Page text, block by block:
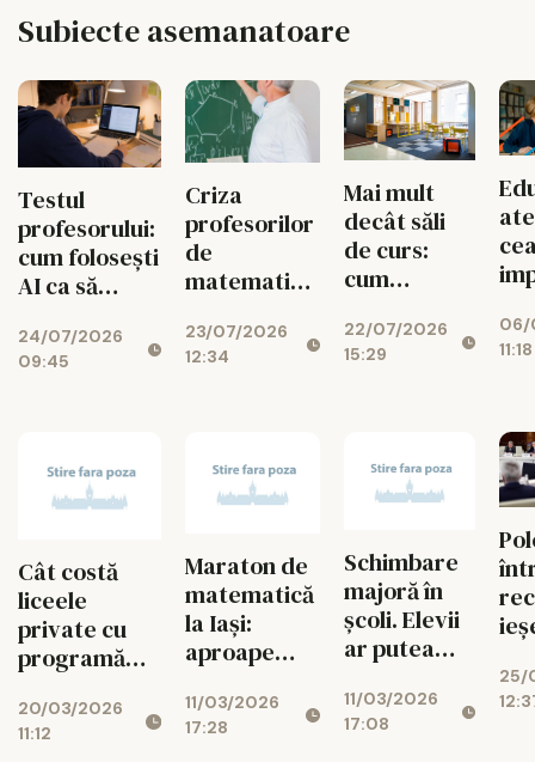
Subiecte asemanatoare
Testul
profesorului:
cum folosești
AI ca să
bine
24/07/2026
09:45
Criza
profesorilor
de
matematică,
chimie
explodează
23/07/2026
12:34
Mai mult
decât săli
de curs:
cum
UAIC
campusul în
colaborează
și creează
22/07/2026
15:29
06/
11:18
Cât costă
liceele
private cu
programă
Ce variante
ai în
20/03/2026
11:12
Maraton de
matematică
la Iași:
aproape
elevi au
participat la
11/03/2026
17:28
Schimbare
majoră în
școli. Elevii
ar putea
cursurile
mai târziu
11/03/2026
17:08
25/